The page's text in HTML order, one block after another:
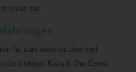
daran hat.
Ja, man muss nachher viel
keinen Kampf. Das Essen